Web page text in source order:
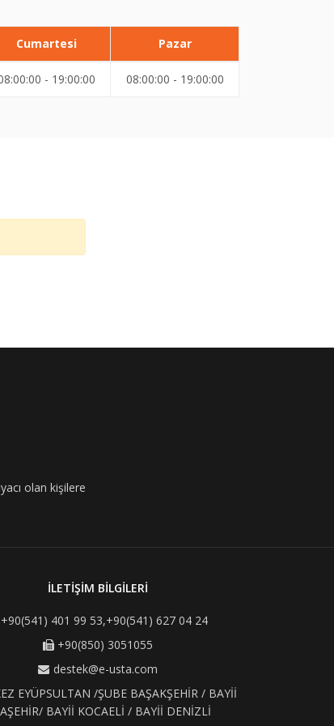
Cumartesi Pazar
- 19:00:00 08:00:00 - 19:00:00
olan kişilere
İLETİŞİM BİLGİLERİ
+90(541) 401 99 53,+90(541) 627 04 24
+90(850) 3051055
destek@e-usta.com
EYÜPSULTAN /ŞUBE BAŞAKŞEHİR / BAYİİ
BAYİİ KOCAELİ / BAYİİ DENİZLİ